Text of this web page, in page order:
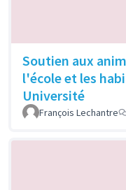
Soutien aux
l'école et les
Université
François Lechantre